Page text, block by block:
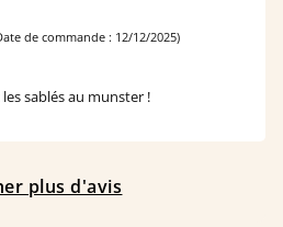
de commande : 12/12/2025)
sablés au munster !
plus d'avis